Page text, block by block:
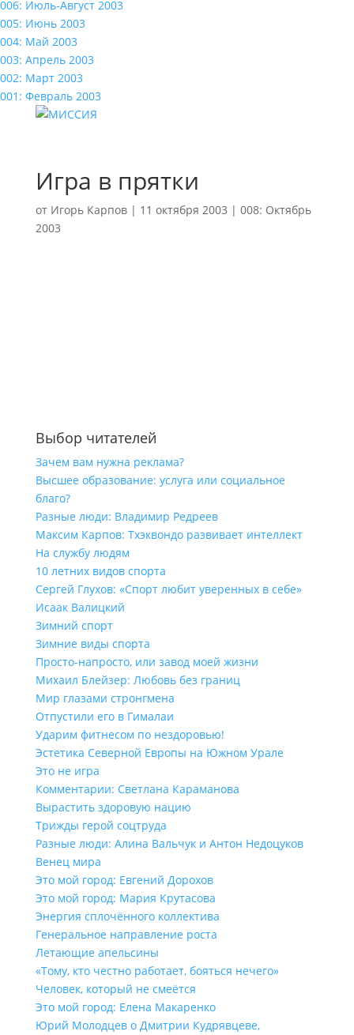
006: Июль-Август 2003
005: Июнь 2003
004: Май 2003
003: Апрель 2003
002: Март 2003
001: Февраль 2003
Игра в прятки
от Игорь Карпов| 11 октября 2003 | 008: Октябрь
2003
Выбор читателей
Зачем вам нужна реклама?
Высшее образование: услуга или социальное
благо?
Разные люди: Владимир Редреев
Максим Карпов: Тхэквондо развивает интеллект
На службу людям
10 летних видов спорта
Сергей Глухов: «Спорт любит уверенных в себе»
Исаак Валицкий
Зимний спорт
Зимние виды спорта
Просто-напросто, или завод моей жизни
Михаил Блейзер: Любовь без границ
Мир глазами стронгмена
Отпустили его в Гималаи
Ударим фитнесом по нездоровью!
Эстетика Северной Европы на Южном Урале
Это не игра
Комментарии: Светлана Караманова
Вырастить здоровую нацию
Трижды герой соцтруда
Разные люди: Алина Вальчук и Антон Недоцуков
Венец мира
Это мой город: Евгений Дорохов
Это мой город: Мария Крутасова
Энергия сплочённого коллектива
Генеральное направление роста
Летающие апельсины
«Тому, кто честно работает, бояться нечего»
Человек, который не смеётся
Это мой город: Елена Макаренко
Юрий Молодцев о Дмитрии Кудрявцеве,